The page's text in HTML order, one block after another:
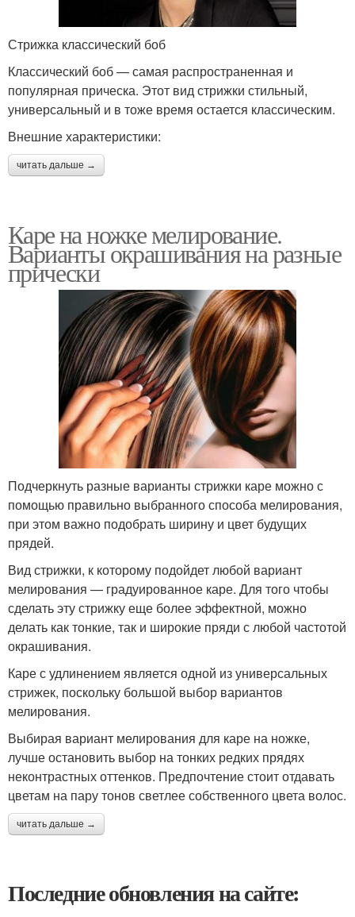
Стрижка классический боб
Классический боб — самая распространенная и
популярная прическа. Этот вид стрижки стильный,
универсальный и в тоже время остается классическим.
Внешние характеристики:
читать дальше →
Каре на ножке мелирование.
Варианты окрашивания на разные
прически
Подчеркнуть разные варианты стрижки каре можно с
помощью правильно выбранного способа мелирования,
при этом важно подобрать ширину и цвет будущих
прядей.
Вид стрижки, к которому подойдет любой вариант
мелирования — градуированное каре. Для того чтобы
сделать эту стрижку еще более эффектной, можно
делать как тонкие, так и широкие пряди с любой частотой
окрашивания.
Каре с удлинением является одной из универсальных
стрижек, поскольку большой выбор вариантов
мелирования.
Выбирая вариант мелирования для каре на ножке,
лучше остановить выбор на тонких редких прядях
неконтрастных оттенков. Предпочтение стоит отдавать
цветам на пару тонов светлее собственного цвета волос.
читать дальше →
Последние обновления на сайте: